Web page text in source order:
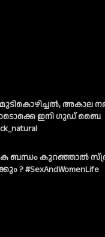
അകാല
ഇനി ഗുഡ് ബൈ
ബന്ധം കുറഞ്ഞാല്‍
? #SexAndWomenLife